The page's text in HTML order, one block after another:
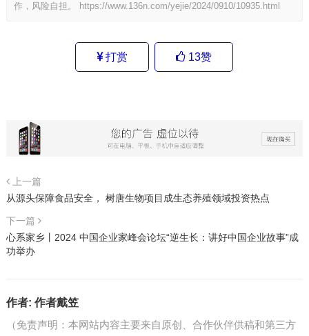
作，风险自担。
https://www.136n.com/yejie/2024/0910/10935.html
打赏 13赞
上一篇
从源头保障食品安全， 树唐生物项目成生态养殖领域投资热点
下一篇
心系家乡丨2024 中国企业家峰会论坛“逆生长：讲好中国企业故事”成
功举办
作者: 作者戴笠
（免责声明：本网站内容主要来自原创、合作伙伴供稿和第三方